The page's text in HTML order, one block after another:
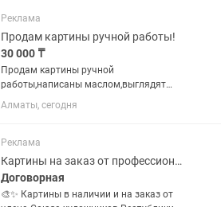
Реклама
Продам картины ручной работы!
30 000 ₸
Продам картины ручной
работы,написаны маслом,выглядят
как настоящие,сделаны с душой и
любовью,размер 5040,по всем
Алматы, сегодня
Реклама
Картины на заказ от профессионального художника
Договорная
🎨✨ Картины в наличии и на заказ от